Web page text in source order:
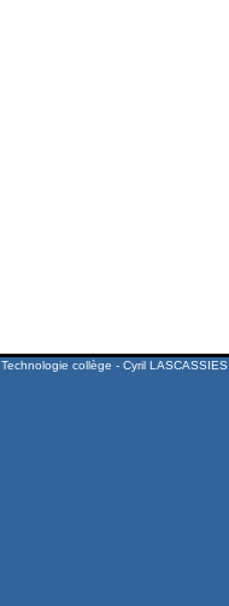
Technologie collège - Cyril LASCASSIES